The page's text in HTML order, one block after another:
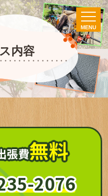
MENU
内容
張費無料
2076